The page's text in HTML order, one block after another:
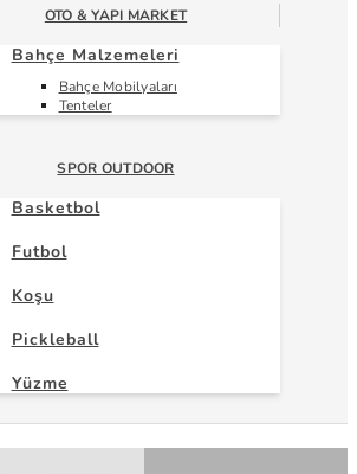
OTO & YAPI MARKET
Bahçe Malzemeleri
Bahçe Mobilyaları
Tenteler
SPOR OUTDOOR
Basketbol
Futbol
Koşu
Pickleball
Yüzme